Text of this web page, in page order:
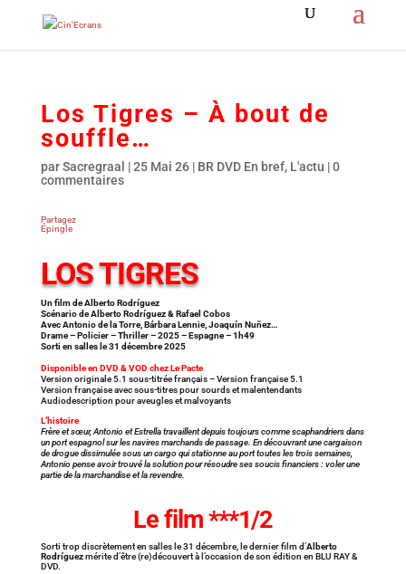
Los Tigres – À bout de
souffle…
parSacregraal |25 Mai 26| BR DVD En bref, L'actu |0
commentaires
Partagez
Épingle
LOS TIGRES
Un film de Alberto Rodríguez
Scénario de Alberto Rodríguez & Rafael Cobos
Avec Antonio de la Torre, Bárbara Lennie, Joaquín Nuñez…
Drame – Policier – Thriller – 2025 – Espagne – 1h49
Sorti en salles le 31 décembre 2025
Disponible en DVD & VOD chez Le Pacte
Version originale 5.1 sous-titrée français – Version française 5.1
Version française avec sous-titres pour sourds et malentendants
Audiodescription pour aveugles et malvoyants
L’histoire
Frère et sœur, Antonio et Estrella travaillent depuis toujours comme scaphandriers dans
un port espagnol sur les navires marchands de passage. En découvrant une cargaison
de drogue dissimulée sous un cargo qui stationne au port toutes les trois semaines,
Antonio pense avoir trouvé la solution pour résoudre ses soucis financiers : voler une
partie de la marchandise et la revendre.
Le film ***1/2
Sorti trop discrètement en salles le 31 décembre, le dernier film d’Alberto
Rodríguezmérite d’être (re)découvert à l’occasion de son édition en BLU RAY &
DVD.